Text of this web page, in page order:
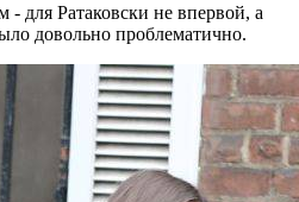
- для Ратаковски не впервой, а
довольно проблематично.